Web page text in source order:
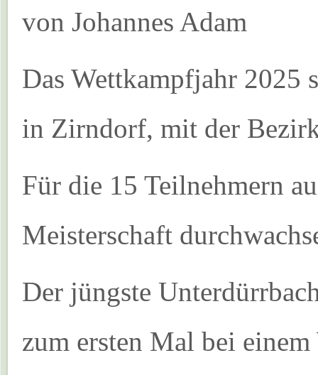
von Johannes Adam
Das Wettkampfjahr 2025
in Zirndorf, mit der
Für die 15 Teilnehmern
Meisterschaft
Der jüngste
zum ersten Mal bei